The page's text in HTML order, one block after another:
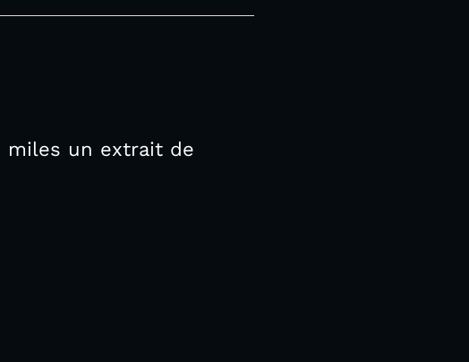
miles un extrait de